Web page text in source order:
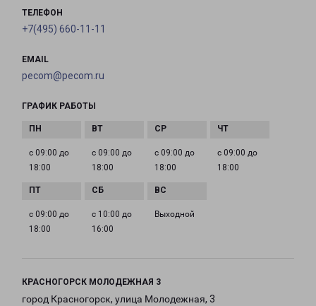
ТЕЛЕФОН
+7(495) 660-11-11
EMAIL
pecom@pecom.ru
ГРАФИК РАБОТЫ
с 09:00 до
18:00
с 09:00 до
18:00
с 09:00 до
18:00
с 09:00 до
18:00
с 09:00 до
18:00
с 10:00 до
16:00
Выходной
КРАСНОГОРСК МОЛОДЕЖНАЯ 3
город Красногорск, улица Молодежная, 3